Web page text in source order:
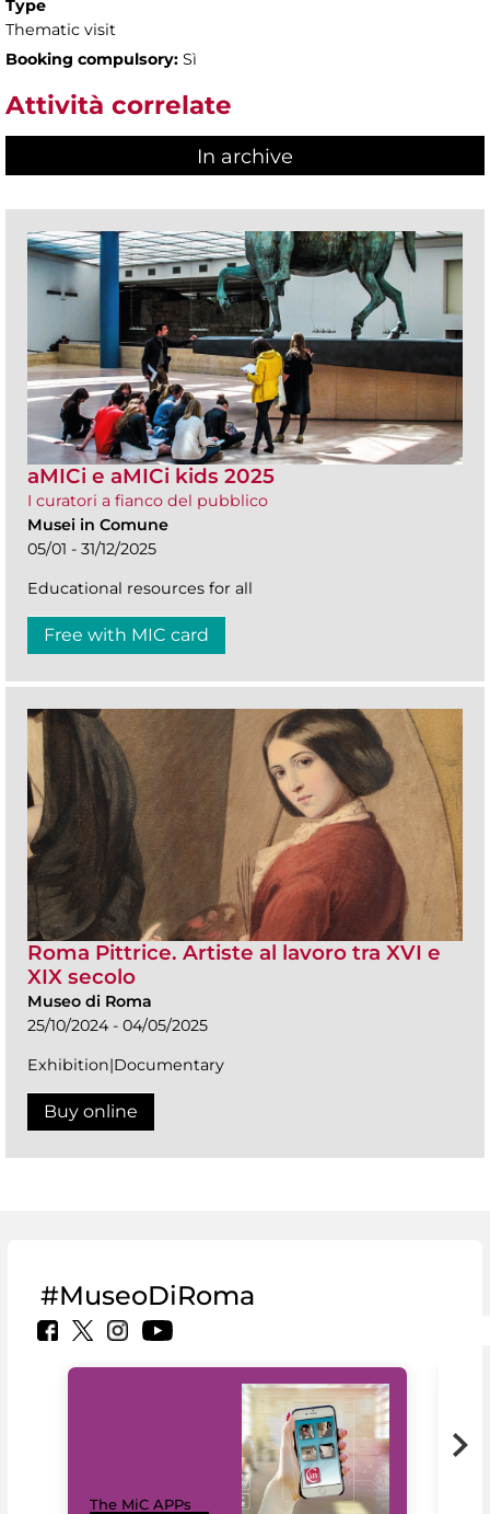
Type
Thematic visit
Booking compulsory: Sì
Attività correlate
In archive
aMICi e aMICi kids 2025
I curatori a fianco del pubblico
Musei in Comune
05/01 - 31/12/2025
Educational resources for all
Free with MIC card
Roma Pittrice. Artiste al lavoro tra XVI e
XIX secolo
Museo di Roma
25/10/2024 - 04/05/2025
Exhibition|Documentary
Buy online
#MuseoDiRoma
The MiC APPs